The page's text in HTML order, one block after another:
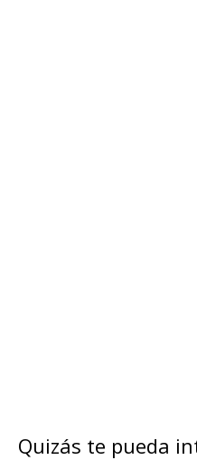
Quizás te pueda